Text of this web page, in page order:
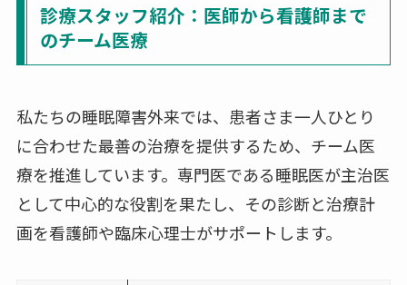
診療スタッフ紹介：医師から看護師まで
のチーム医療
私たちの睡眠障害外来では、患者さま一人ひとり
に合わせた最善の治療を提供するため、チーム医
療を推進しています。専門医である睡眠医が主治医
として中心的な役割を果たし、その診断と治療計
画を看護師や臨床心理士がサポートします。